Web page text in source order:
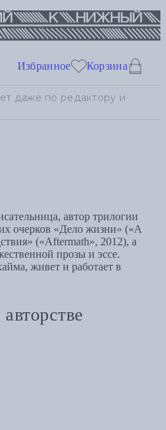
Избранное Корзина
автор трилогии
очерков «Дело жизни» («A
(«Aftermath», 2012), а
прозы и эссе.
живет и работает в